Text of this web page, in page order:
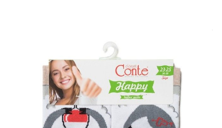
pierwotnego kształtu,, nie zsuwają się ze stopy podczas noszenia i nie
pozostawiają czerwonych śladów na nodze.
1001320870030035170
bawełna 70%; poliamid 28%; elastan 2%
Udostępnij produkt
Podmiot odpowiedzialny
EuroTrade Tex Sp z o.o.
Św. Teresy 91
91-341, Łódź, Polska
+48 500-503-636